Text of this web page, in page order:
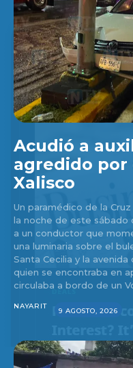
Acudió a
agredido
Xalisco
Un paramédico de la
la noche de este sábado
a un conductor que
una luminaria sobre el
Santa Cecilia y la avenida del
quien se encontraba en
circulaba a bordo de un
NAYARIT
9 AGOSTO, 2026